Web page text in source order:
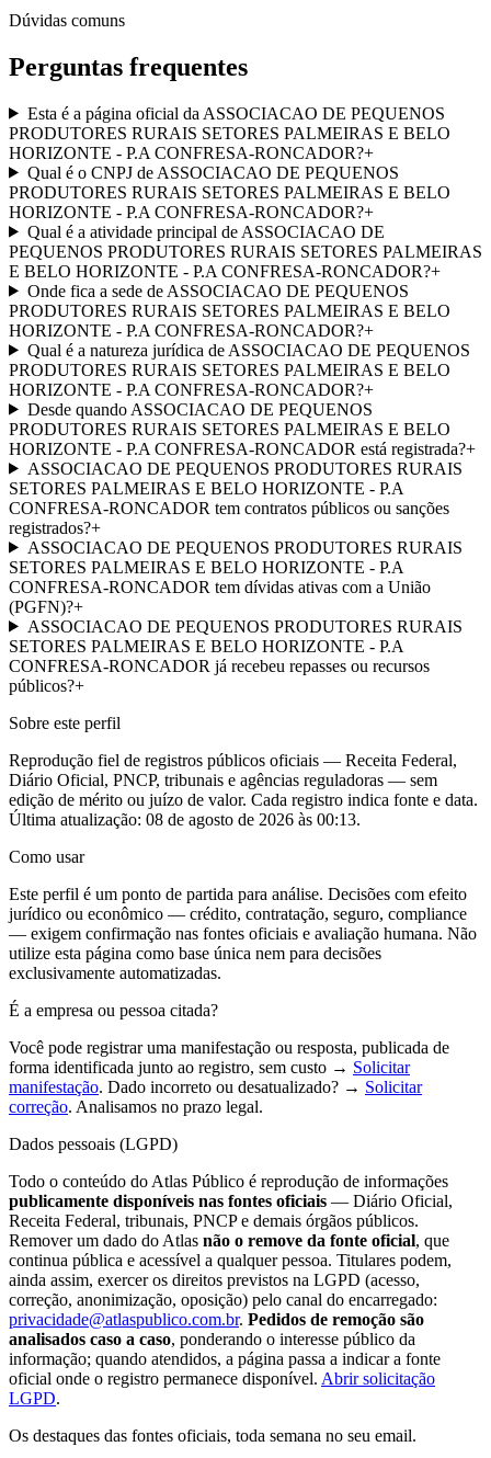
Dúvidas comuns
Perguntas frequentes
Esta é a página oficial da ASSOCIACAO DE PEQUENOS
PRODUTORES RURAIS SETORES PALMEIRAS E BELO
HORIZONTE - P.A CONFRESA-RONCADOR?+
Qual é o CNPJ de ASSOCIACAO DE PEQUENOS
PRODUTORES RURAIS SETORES PALMEIRAS E BELO
HORIZONTE - P.A CONFRESA-RONCADOR?+
Qual é a atividade principal de ASSOCIACAO DE
PEQUENOS PRODUTORES RURAIS SETORES PALMEIRAS
E BELO HORIZONTE - P.A CONFRESA-RONCADOR?+
Onde fica a sede de ASSOCIACAO DE PEQUENOS
PRODUTORES RURAIS SETORES PALMEIRAS E BELO
HORIZONTE - P.A CONFRESA-RONCADOR?+
Qual é a natureza jurídica de ASSOCIACAO DE PEQUENOS
PRODUTORES RURAIS SETORES PALMEIRAS E BELO
HORIZONTE - P.A CONFRESA-RONCADOR?+
Desde quando ASSOCIACAO DE PEQUENOS
PRODUTORES RURAIS SETORES PALMEIRAS E BELO
HORIZONTE - P.A CONFRESA-RONCADOR está registrada?+
ASSOCIACAO DE PEQUENOS PRODUTORES RURAIS
SETORES PALMEIRAS E BELO HORIZONTE - P.A
CONFRESA-RONCADOR tem contratos públicos ou sanções
registrados?+
ASSOCIACAO DE PEQUENOS PRODUTORES RURAIS
SETORES PALMEIRAS E BELO HORIZONTE - P.A
CONFRESA-RONCADOR tem dívidas ativas com a União
(PGFN)?+
ASSOCIACAO DE PEQUENOS PRODUTORES RURAIS
SETORES PALMEIRAS E BELO HORIZONTE - P.A
CONFRESA-RONCADOR já recebeu repasses ou recursos
públicos?+
Sobre este perfil
Reprodução fiel de registros públicos oficiais — Receita Federal,
Diário Oficial, PNCP, tribunais e agências reguladoras — sem
edição de mérito ou juízo de valor. Cada registro indica fonte e data.
Última atualização: 08 de agosto de 2026 às 00:13.
Como usar
Este perfil é um ponto de partida para análise. Decisões com efeito
jurídico ou econômico — crédito, contratação, seguro, compliance
— exigem confirmação nas fontes oficiais e avaliação humana. Não
utilize esta página como base única nem para decisões
exclusivamente automatizadas.
É a empresa ou pessoa citada?
Você pode registrar uma manifestação ou resposta, publicada de
forma identificada junto ao registro, sem custo → Solicitar
manifestação. Dado incorreto ou desatualizado? → Solicitar
correção. Analisamos no prazo legal.
Dados pessoais (LGPD)
Todo o conteúdo do Atlas Público é reprodução de informações
publicamente disponíveis nas fontes oficiais — Diário Oficial,
Receita Federal, tribunais, PNCP e demais órgãos públicos.
Remover um dado do Atlas não o remove da fonte oficial, que
continua pública e acessível a qualquer pessoa. Titulares podem,
ainda assim, exercer os direitos previstos na LGPD (acesso,
correção, anonimização, oposição) pelo canal do encarregado:
privacidade@atlaspublico.com.br. Pedidos de remoção são
analisados caso a caso, ponderando o interesse público da
informação; quando atendidos, a página passa a indicar a fonte
oficial onde o registro permanece disponível. Abrir solicitação
LGPD.
Os destaques das fontes oficiais, toda semana no seu email.